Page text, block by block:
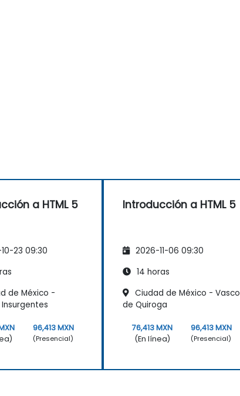
a HTML 5
23 09:30
de México -
96,413 MXN
(Presencial)
Introducción a HTML 5
2026-11-06 09:30
14 horas
Ciudad de México - Vasco
de Quiroga
76,413 MXN
(En línea)
96,413 MXN
(Presencial)